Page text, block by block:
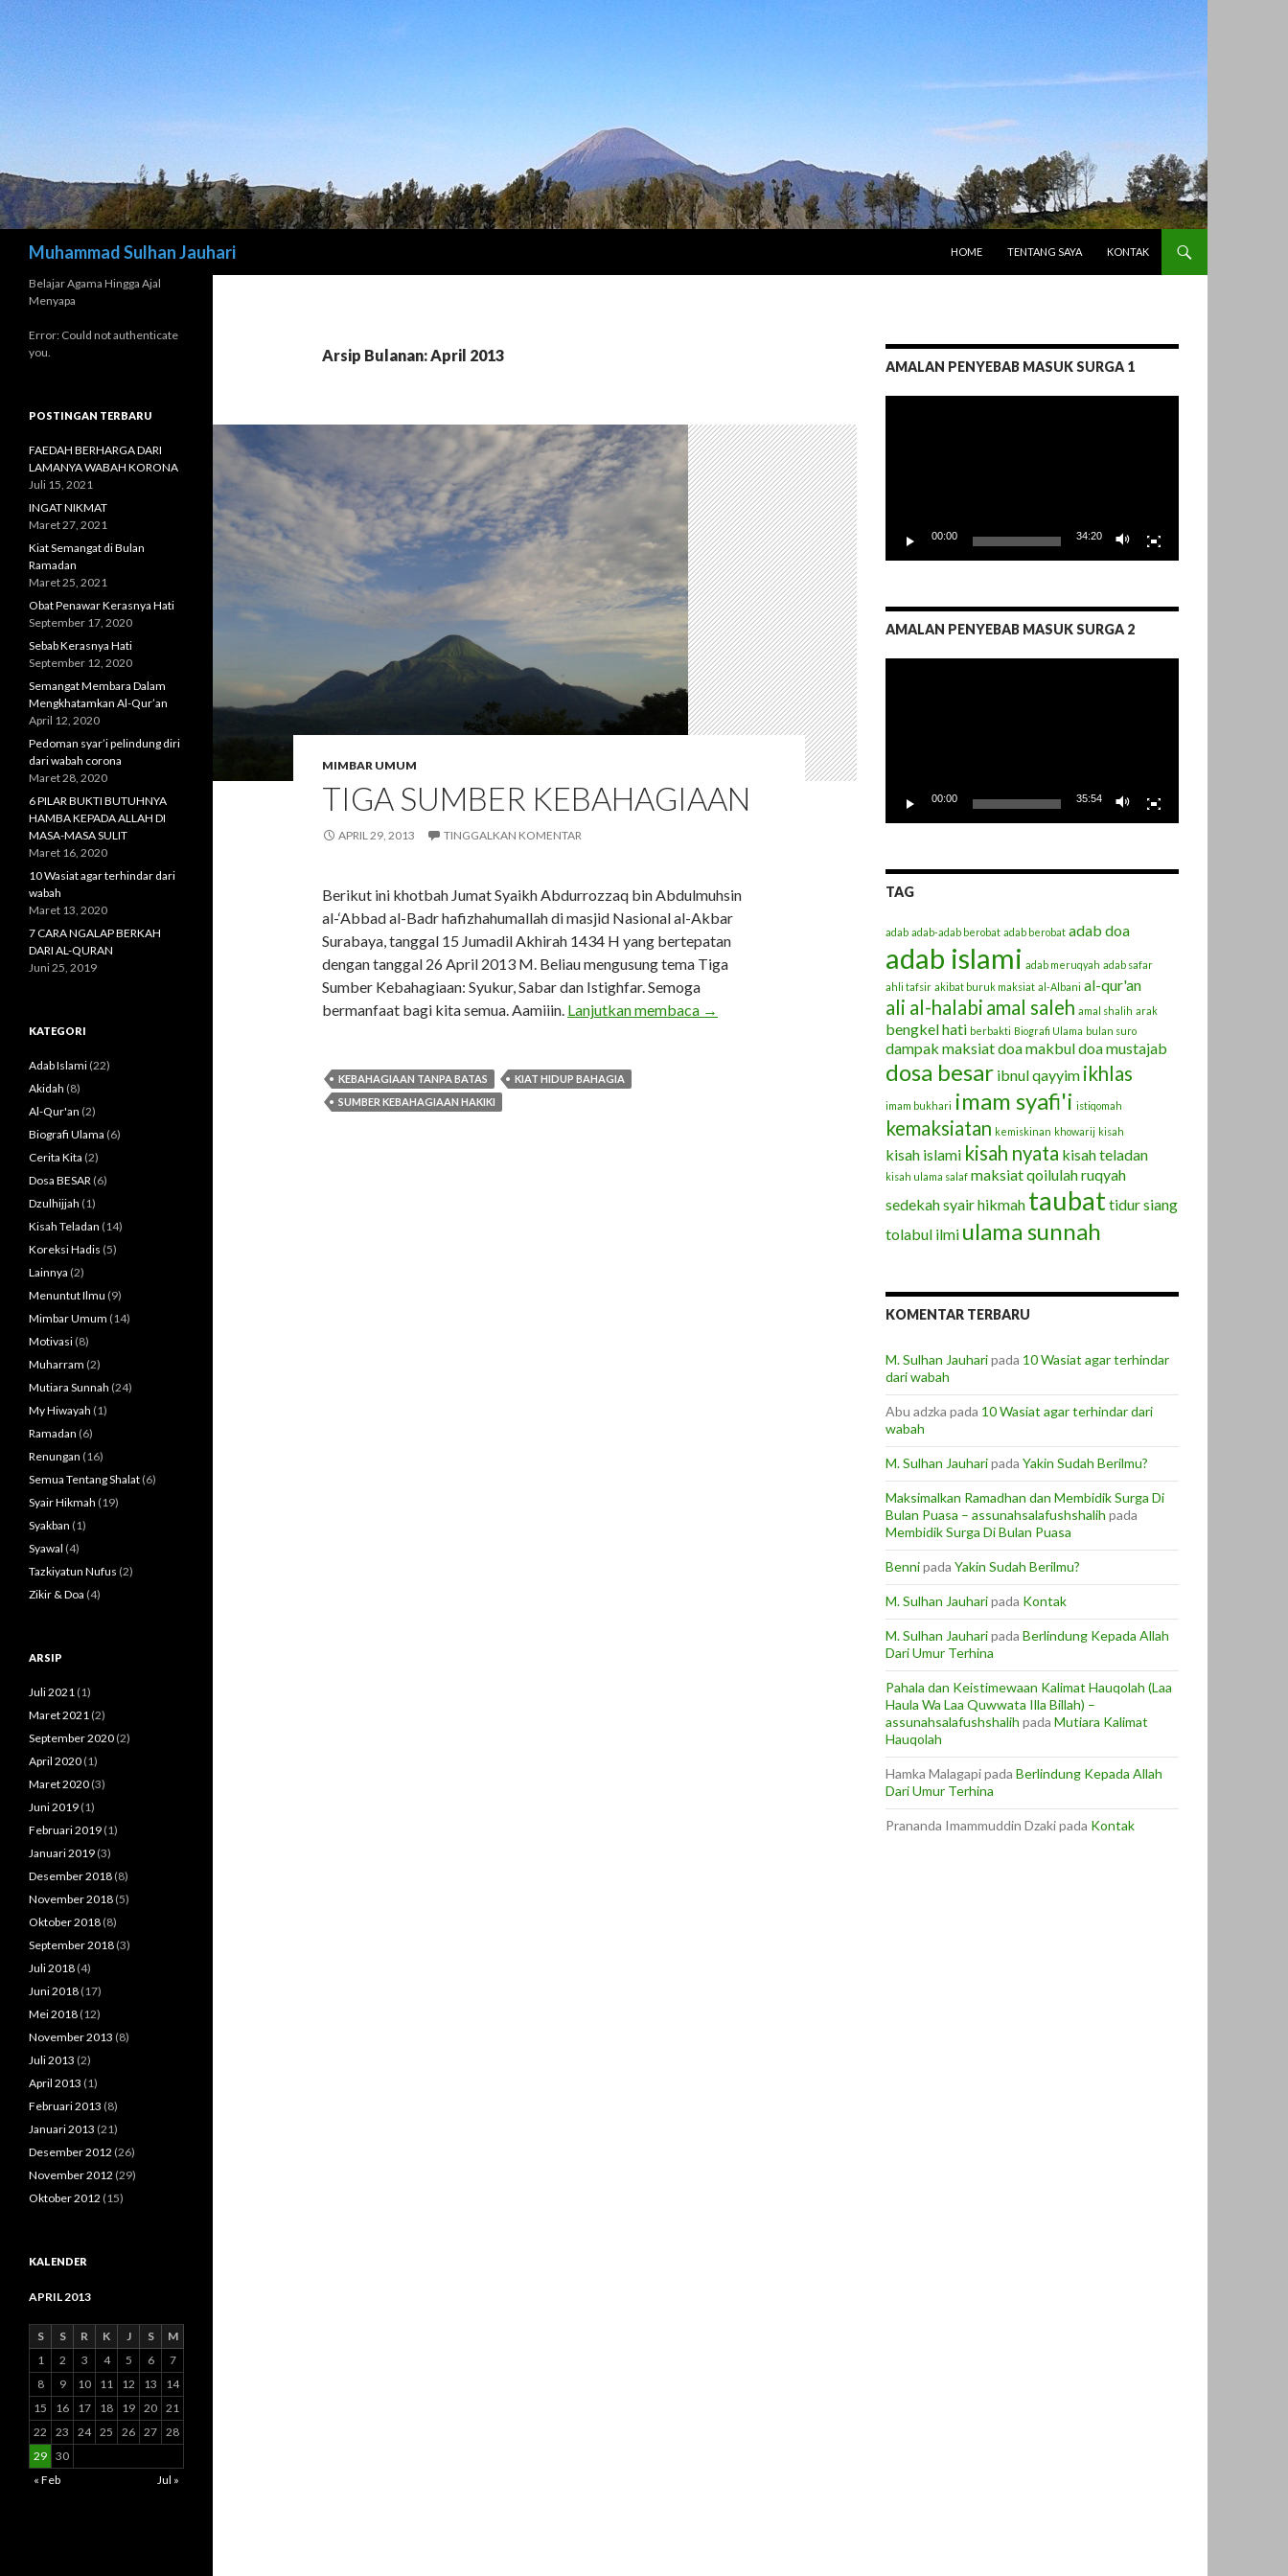
Muhammad Sulhan Jauhari
HOME
TENTANG SAYA KONTAK
Arsip Bulanan: April 2013
MIMBAR UMUM
TIGA SUMBER KEBAHAGIAAN
APRIL 29, 2013 TINGGALKAN KOMENTAR
Berikut ini khotbah Jumat Syaikh Abdurrozzaq bin Abdulmuhsin
al-‘Abbad al-Badr hafizhahumallah di masjid Nasional al-Akbar
Surabaya, tanggal 15 Jumadil Akhirah 1434 H yang bertepatan
dengan tanggal 26 April 2013 M. Beliau mengusung tema Tiga
Sumber Kebahagiaan: Syukur, Sabar dan Istighfar. Semoga
bermanfaat bagi kita semua. Aamiiin. Lanjutkan membaca TIGA SUMBER KEBAHAGIAAN
→
KEBAHAGIAAN TANPA BATAS
KIAT HIDUP BAHAGIA
SUMBER KEBAHAGIAAN HAKIKI
AMALAN PENYEBAB MASUK SURGA 1
00:00 34:20
AMALAN PENYEBAB MASUK SURGA 2
00:00 35:54
TAG
adab adab-adab berobat adab berobat adab doa
adab islami adab meruqyah adab safar
ahli tafsir akibat buruk maksiat al-Albani al-qur'an
ali al-halabi amal saleh amal shalih arak
bengkel hati berbakti Biografi Ulama bulan suro
dampak maksiatdoa makbuldoa mustajab
dosa besar ibnul qayyim ikhlas
imam bukhari imam syafi'i istiqomah
kemaksiatan kemiskinan khowarij kisah
kisah islami kisah nyata kisah teladan
kisah ulama salaf maksiatqoilulahruqyah
sedekahsyair hikmah taubattidur siang
tolabul ilmi ulama sunnah
KOMENTAR TERBARU
M. Sulhan Jauharipada 10 Wasiat agar terhindar
dari wabah
Abu adzka pada 10 Wasiat agar terhindar dari
wabah
M. Sulhan Jauharipada Yakin Sudah Berilmu?
Maksimalkan Ramadhan dan Membidik Surga Di
Bulan Puasa – assunahsalafushshalih pada
Membidik Surga Di Bulan Puasa
Bennipada Yakin Sudah Berilmu?
M. Sulhan Jauharipada Kontak
M. Sulhan Jauharipada Berlindung Kepada Allah
Dari Umur Terhina
Pahala dan Keistimewaan Kalimat Hauqolah (Laa
Haula Wa Laa Quwwata Illa Billah) –
assunahsalafushshalih pada Mutiara Kalimat
Hauqolah
Hamka Malagapipada Berlindung Kepada Allah
Dari Umur Terhina
Prananda Imammuddin Dzakipada Kontak
Belajar Agama Hingga Ajal
Menyapa
Error: Could not authenticate
you.
POSTINGAN TERBARU
FAEDAH BERHARGA DARI
LAMANYA WABAH KORONA
Juli 15, 2021
INGAT NIKMAT
Maret 27, 2021
Kiat Semangat di Bulan
Ramadan
Maret 25, 2021
Obat Penawar Kerasnya Hati
September 17, 2020
Sebab Kerasnya Hati
September 12, 2020
Semangat Membara Dalam
Mengkhatamkan Al-Qur’an
April 12, 2020
Pedoman syar’i pelindung diri
dari wabah corona
Maret 28, 2020
6 PILAR BUKTI BUTUHNYA
HAMBA KEPADA ALLAH DI
MASA-MASA SULIT
Maret 16, 2020
10 Wasiat agar terhindar dari
wabah
Maret 13, 2020
7 CARA NGALAP BERKAH
DARI AL-QURAN
Juni 25, 2019
KATEGORI
Adab Islami (22)
Akidah (8)
Al-Qur'an (2)
Biografi Ulama (6)
Cerita Kita (2)
Dosa BESAR (6)
Dzulhijjah (1)
Kisah Teladan (14)
Koreksi Hadis (5)
Lainnya (2)
Menuntut Ilmu (9)
Mimbar Umum (14)
Motivasi (8)
Muharram (2)
Mutiara Sunnah (24)
My Hiwayah (1)
Ramadan (6)
Renungan (16)
Semua Tentang Shalat (6)
Syair Hikmah (19)
Syakban (1)
Syawal (4)
Tazkiyatun Nufus (2)
Zikir & Doa (4)
ARSIP
Juli 2021 (1)
Maret 2021 (2)
September 2020 (2)
April 2020 (1)
Maret 2020 (3)
Juni 2019 (1)
Februari 2019 (1)
Januari 2019 (3)
Desember 2018 (8)
November 2018 (5)
Oktober 2018 (8)
September 2018 (3)
Juli 2018 (4)
Juni 2018 (17)
Mei 2018 (12)
November 2013 (8)
Juli 2013 (2)
April 2013 (1)
Februari 2013 (8)
Januari 2013 (21)
Desember 2012 (26)
November 2012 (29)
Oktober 2012 (15)
KALENDER
APRIL 2013
S S R K J S
M
1
2 3 4 5 6
7
8
9 10 11 12 13
14
15
16 17 18 19 20 21
22
23 24 25 26 27 28
29 30
« Feb
Jul »